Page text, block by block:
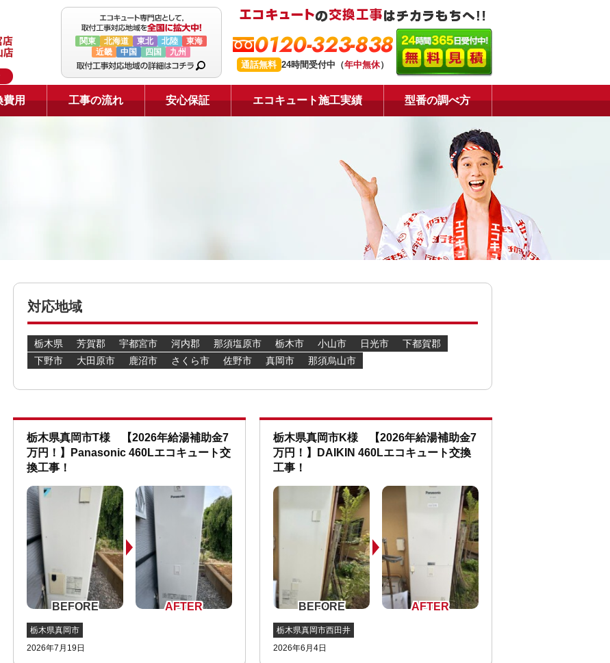
関東 北海道 東北 北陸
東海
近畿
中国 四国 九州 0120-323-838
通話無料 24時間受付中（年中無休）
費用 工事の流れ 安心保証 エコキュート施工実績 型番の調べ方
対応地域
栃木県 芳賀郡 宇都宮市 河内郡 那須塩原市 栃木市 小山市 日光市
下都賀郡
下野市
大田原市 鹿沼市 さくら市 佐野市 真岡市 那須烏山市
栃木県真岡市T様 【2026年給湯補助金7
万円！】Panasonic 460Lエコキュート交
換工事！
栃木県真岡市
2026年7月19日
栃木県真岡市K様 【2026年給湯補助金7
万円！】DAIKIN 460Lエコキュート交換
工事！
栃木県真岡市西田井
2026年6月4日